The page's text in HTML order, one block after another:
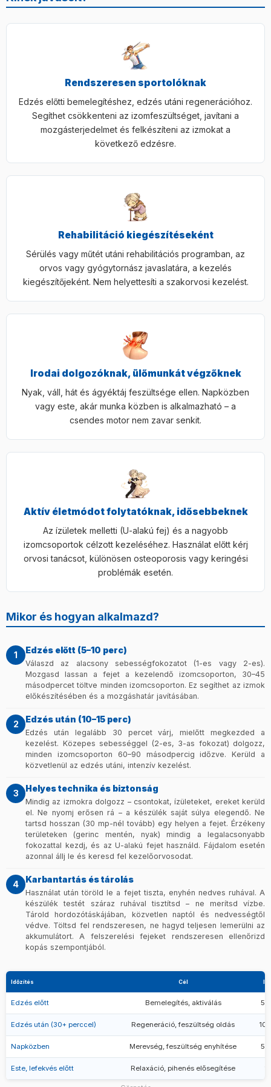
Rendszeresen sportolóknak
Edzés előtti bemelegítéshez, edzés utáni regenerációhoz.
Segíthet csökkenteni az izomfeszültséget, javítani a
mozgásterjedelmet és felkészíteni az izmokat a
következő edzésre.
Rehabilitáció kiegészítéseként
Sérülés vagy műtét utáni rehabilitációs programban, az
orvos vagy gyógytornász javaslatára, a kezelés
kiegészítőjeként. Nem helyettesíti a szakorvosi kezelést.
Irodai dolgozóknak, ülőmunkát végzőknek
Nyak, váll, hát és ágyéktáj feszültsége ellen. Napközben
vagy este, akár munka közben is alkalmazható – a
csendes motor nem zavar senkit.
Aktív életmódot folytatóknak, idősebbeknek
Az ízületek melletti (U-alakú fej) és a nagyobb
izomcsoportok célzott kezeléséhez. Használat előtt kérj
orvosi tanácsot, különösen osteoporosis vagy keringési
problémák esetén.
Mikor és hogyan alkalmazd?
1 Edzés előtt (5–10 perc)
Válaszd az alacsony sebességfokozatot (1-es vagy 2-es).
Mozgasd lassan a fejet a kezelendő izomcsoporton, 30–45
másodpercet töltve minden izomcsoporton. Ez segíthet az izmok
előkészítésében és a mozgáshatár javításában.
2 Edzés után (10–15 perc)
Edzés után legalább 30 percet várj, mielőtt megkezded a
kezelést. Közepes sebességgel (2-es, 3-as fokozat) dolgozz,
minden izomcsoporton 60–90 másodpercig időzve. Kerüld a
közvetlenül az edzés utáni, intenzív kezelést.
3 Helyes technika és biztonság
Mindig az izmokra dolgozz – csontokat, ízületeket, ereket kerüld
el. Ne nyomj erősen rá – a készülék saját súlya elegendő. Ne
tartsd hosszan (30 mp-nél tovább) egy helyen a fejet. Érzékeny
területeken (gerinc mentén, nyak) mindig a legalacsonyabb
fokozattal kezdj, és az U-alakú fejet használd. Fájdalom esetén
azonnal állj le és keresd fel kezelőorvosodat.
4 Karbantartás és tárolás
Használat után töröld le a fejet tiszta, enyhén nedves ruhával. A
készülék testét száraz ruhával tisztítsd – ne merítsd vízbe.
Tárold hordozótáskájában, közvetlen naptól és nedvességtől
védve. Töltsd fel rendszeresen, ne hagyd teljesen lemerülni az
akkumulátort. A felszerelési fejeket rendszeresen ellenőrizd
kopás szempontjából.
Időzítés Cél
Edzés előtt Bemelegítés, aktiválás
Edzés után (30+ perccel) Regeneráció, feszültség oldás
Napközben Merevség, feszültség enyhítése
Este, lefekvés előtt Relaxáció, pihenés elősegítése